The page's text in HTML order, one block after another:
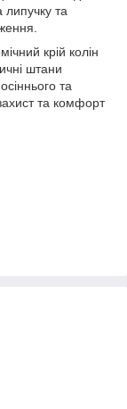
липучку та
крій колін
штани
та
та комфорт